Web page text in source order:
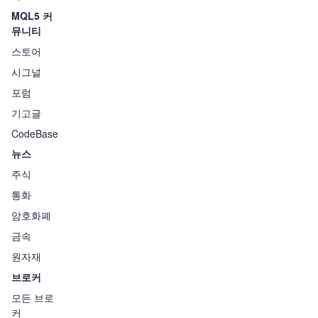
MQL5 커
뮤니티
스토어
시그널
포럼
기고글
CodeBase
뉴스
주식
통화
암호화폐
금속
원자재
브로커
모든 브로
커